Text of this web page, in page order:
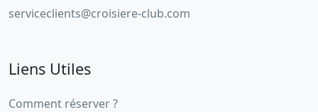
serviceclients@croisiere-club.com
Liens Utiles
Comment réserver ?